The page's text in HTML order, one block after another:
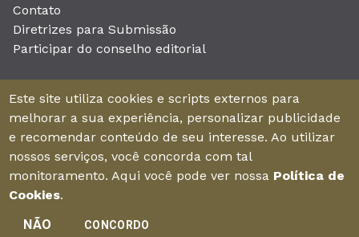
Contato
Diretrizes para Submissão
Participar do conselho editorial
Unieducar Inteligência Educacional Ltda
CNPJ: 05.569.970/0001-26
Av. Desembargador Moreira, No. 2001 – 11º andar - Bairro
Aldeota
Fortaleza – Ceará - Brasil - CEP 60170-001
Enviar manuscrito
Este site utiliza cookies e scripts externos para
melhorar a sua experiência, personalizar publicidade
e recomendar conteúdo de seu interesse. Ao utilizar
nossos serviços, você concorda com tal
monitoramento. Aqui você pode ver nossa Política de
Cookies.
NÃO
CONCORDO